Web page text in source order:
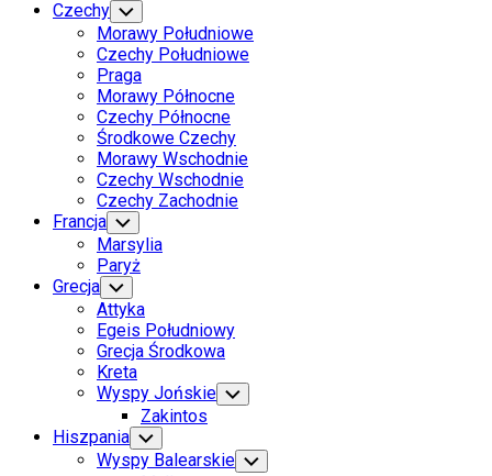
Czechy Toggle
Child
Menu
Morawy Południowe
Czechy Południowe
Praga
Morawy Północne
Czechy Północne
Środkowe Czechy
Morawy Wschodnie
Czechy Wschodnie
Czechy Zachodnie
Francja Toggle
Child
Menu
Marsylia
Paryż
Grecja Toggle
Child
Menu
Attyka
Egeis Południowy
Grecja Środkowa
Kreta
Wyspy Jońskie Toggle
Child
Zakintos
Hiszpania Toggle
Child
Menu
Wyspy Balearskie Toggle